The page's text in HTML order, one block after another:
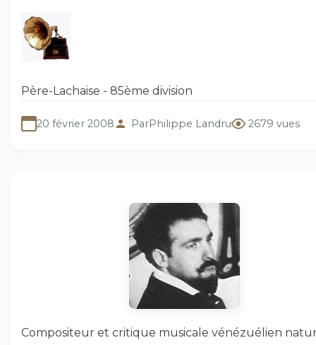
Père-Lachaise - 85ème division
20 février 2008 ParPhilippe Landru 2679 vues
Compositeur et critique musicale vénézuélien